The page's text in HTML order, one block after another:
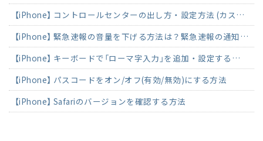
【iPhone】 コントロールセンターの出し方・設定方法 (カスタマイズ)
【iPhone】 緊急速報の音量を下げる方法は？緊急速報の通知をオフにする方法
【iPhone】 キーボードで「ローマ字入力」を追加・設定する方法
【iPhone】 パスコードをオン/オフ(有効/無効)にする方法
【iPhone】 Safariのバージョンを確認する方法